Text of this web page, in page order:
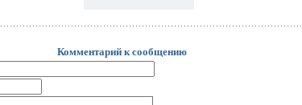
Комментарий к сообщению